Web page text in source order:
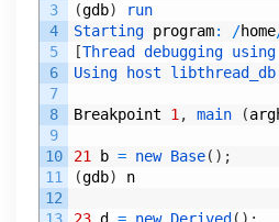
3
4
5
6
7
8
9
10
11
12
(gdb)
run
Starting program: /home
[Thread debugging using
Using
host libthread_db
Breakpoint 1 , main (
21 b = new Base( ) ;
(gdb) n